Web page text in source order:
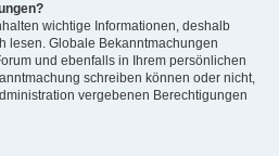
wichtige Informationen, deshalb
lesen. Globale Bekanntmachungen
und ebenfalls in Ihrem persönlichen
schreiben können oder nicht,
vergebenen Berechtigungen